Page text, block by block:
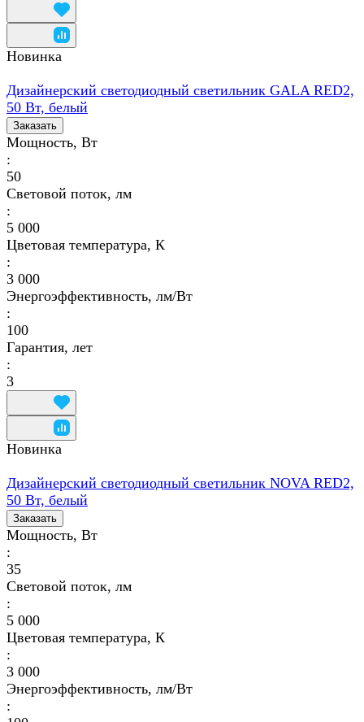
Новинка
Дизайнерский светодиодный светильник GALA RED2,
50 Вт, белый
Заказать
Мощность, Вт
:
50
Световой поток, лм
:
5 000
Цветовая температура, К
:
3 000
Энергоэффективность, лм/Вт
:
100
Гарантия, лет
:
3
Новинка
Дизайнерский светодиодный светильник NOVA RED2,
50 Вт, белый
Заказать
Мощность, Вт
:
35
Световой поток, лм
:
5 000
Цветовая температура, К
:
3 000
Энергоэффективность, лм/Вт
: